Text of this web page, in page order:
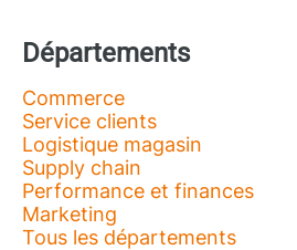
Départements
Commerce
Service clients
Logistique magasin
Supply chain
Performance et finances
Marketing
Tous les départements